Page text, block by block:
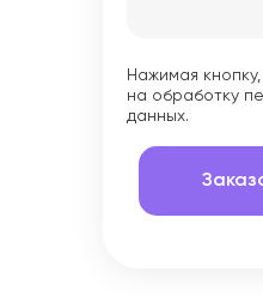
Нажимая
на обработку
данных.